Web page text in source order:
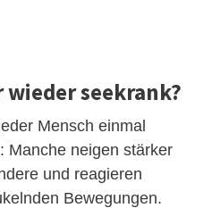
seekrank?
Mensch einmal
Manche neigen stärker
und reagieren
Bewegungen.